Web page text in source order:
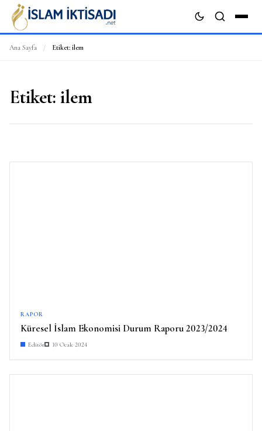
Ana Sayfa / Etiket: ilem
Etiket: ilem
RAPOR
Küresel İslam Ekonomisi Durum Raporu 2023/2024
Editör 10 Ocak 2024